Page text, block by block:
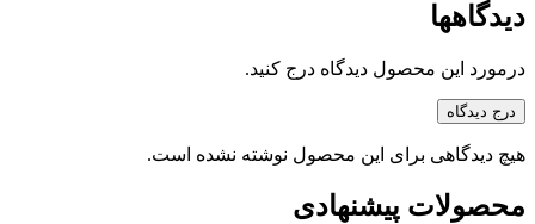
دیدگاهها
درمورد این محصول دیدگاه درج کنید.
درج دیدگاه
هیچ دیدگاهی برای این محصول نوشته نشده است.
محصولات پیشنهادی